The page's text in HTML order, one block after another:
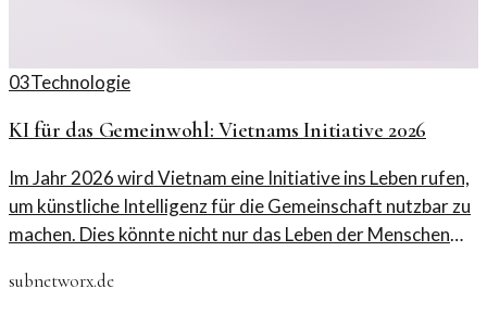
03Technologie
KI für das Gemeinwohl: Vietnams Initiative 2026
Im Jahr 2026 wird Vietnam eine Initiative ins Leben rufen,
um künstliche Intelligenz für die Gemeinschaft nutzbar zu
machen. Dies könnte nicht nur das Leben der Menschen
voranbringen.
subnetworx.de